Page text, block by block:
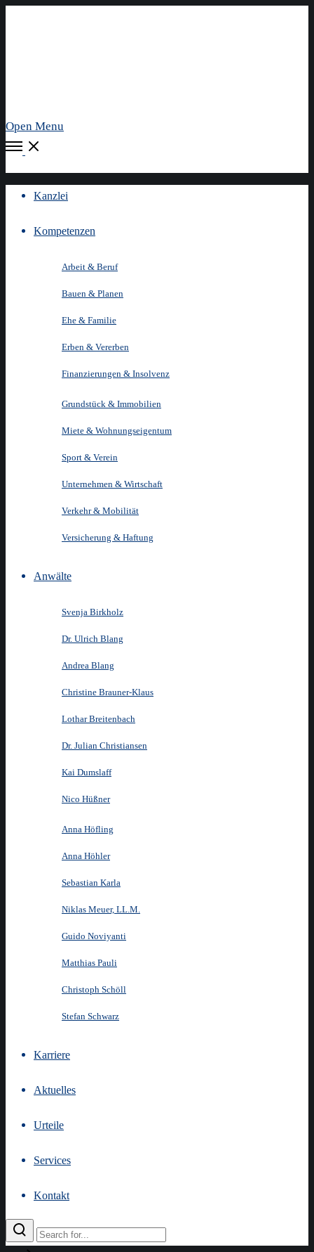
Open Menu
Kanzlei
Kompetenzen
Arbeit & Beruf
Bauen & Planen
Ehe & Familie
Erben & Vererben
Finanzierungen & Insolvenz
Grundstück & Immobilien
Miete & Wohnungseigentum
Sport & Verein
Unternehmen & Wirtschaft
Verkehr & Mobilität
Versicherung & Haftung
Anwälte
Svenja Birkholz
Dr. Ulrich Blang
Andrea Blang
Christine Brauner-Klaus
Lothar Breitenbach
Dr. Julian Christiansen
Kai Dumslaff
Nico Hüßner
Anna Höfling
Anna Höhler
Sebastian Karla
Niklas Meuer, LL.M.
Guido Noviyanti
Matthias Pauli
Christoph Schöll
Stefan Schwarz
Karriere
Aktuelles
Urteile
Services
Kontakt